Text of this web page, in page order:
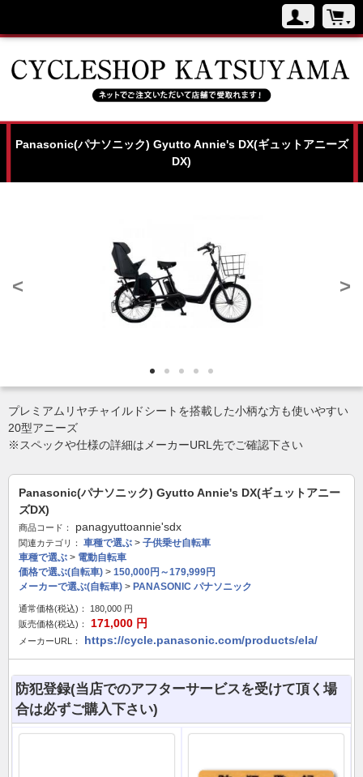
Panasonic(パナソニック) Gyutto Annie's DX(ギュットアニーズ
DX)
< >
プレミアムリヤチャイルドシートを搭載した小柄な方も使いやすい
20型アニーズ
※スペックや仕様の詳細はメーカーURL先でご確認下さい
Panasonic(パナソニック) Gyutto Annie's DX(ギュットアニー
ズDX)
商品コード： panagyuttoannie'sdx
関連カテゴリ： 車種で選ぶ > 子供乗せ自転車
車種で選ぶ > 電動自転車
価格で選ぶ(自転車) > 150,000円～179,999円
メーカーで選ぶ(自転車) > PANASONIC パナソニック
通常価格(税込)： 180,000 円
販売価格(税込)：
171,000 円
メーカーURL： https://cycle.panasonic.com/products/ela/
防犯登録(当店でのアフターサービスを受けて頂く場
合は必ずご購入下さい)